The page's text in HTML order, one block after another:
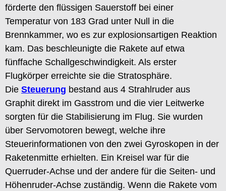
förderte den flüssigen Sauerstoff bei einer
Temperatur von 183 Grad unter Null in die
Brennkammer, wo es zur explosionsartigen Reaktion
kam. Das beschleunigte die Rakete auf etwa
fünffache Schallgeschwindigkeit. Als erster
Flugkörper erreichte sie die Stratosphäre.
Die Steuerung bestand aus 4 Strahlruder aus
Graphit direkt im Gasstrom und die vier Leitwerke
sorgten für die Stabilisierung im Flug. Sie wurden
über Servomotoren bewegt, welche ihre
Steuerinformationen von den zwei Gyroskopen in der
Raketenmitte erhielten. Ein Kreisel war für die
Querruder-Achse und der andere für die Seiten- und
Höhenruder-Achse zuständig. Wenn die Rakete vom